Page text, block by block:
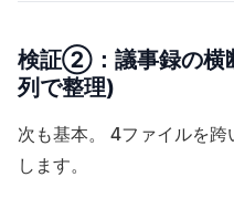
検証②：議事録の横
列で整理)
次も基本。 4ファイルを
します。